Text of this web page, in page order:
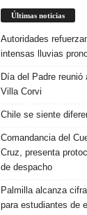
Últimas noticias
Autoridades
intensas lluvias
Día del Padre
Villa Corvi
Chile se siente
Comandancia del
Cruz, presenta
de despacho
Palmilla alcanza
para estudiantes de